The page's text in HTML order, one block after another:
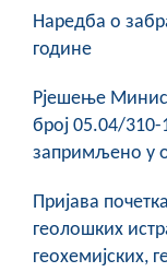
Наредба о
године
Рјешење
број 05.04/
запримљено у
Пријава
геолошких
геохемијских,